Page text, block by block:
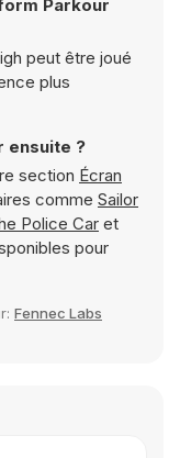
Parkour
peut être joué
plus
ensuite ?
section Écran
comme Sailor
Police Car et
pour
Fennec Labs